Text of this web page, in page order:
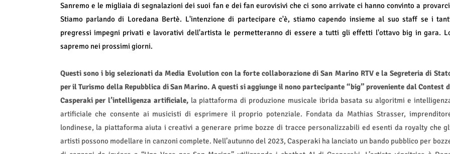
Sanremo e le migliaia di segnalazioni dei suoi fan e dei fan eurovisivi che ci sono arrivate ci hanno convinto a
Stiamo parlando di Loredana Bertè. L'intenzione di partecipare c'è, stiamo capendo insieme al suo staff se i
pregressi impegni privati e lavorativi dell'artista le permetteranno di essere a tutti gli effetti l'ottavo big in gara.
sapremo nei prossimi giorni.
Questi sono i big selezionati da Media Evolution con la forte collaborazione di San Marino RTV e la Segreteria di
per il Turismo della Repubblica di San Marino. A questi si aggiunge il nono partecipante “big” proveniente dal Contest
Casperaki per l’intelligenza artificiale,la piattaforma di produzione musicale ibrida basata su algoritmi e
artificiale che consente ai musicisti di esprimere il proprio potenziale. Fondata da Mathias Strasser,
londinese, la piattaforma aiuta i creativi a generare prime bozze di tracce personalizzabili ed esenti da royalty che
artisti possono modellare in canzoni complete. Nell’autunno del 2023, Casperaki ha lanciato un bando pubblico per